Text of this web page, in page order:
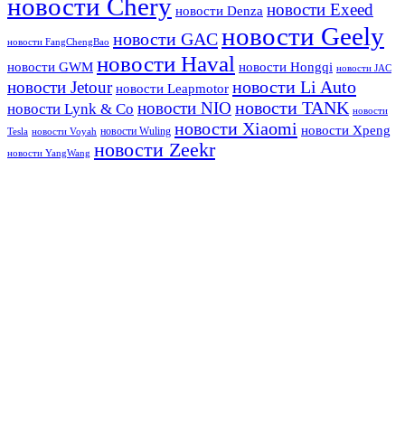
новости Chery новости Denza новости Exeed
новости FangChengBao новости GACновости Geely
новости GWM новости Haval новости Hongqi новости JAC
новости Jetour новости Leapmotor новости Li Auto
новости Lynk & Co новости NIO новости TANK новости
Tesla новости Voyah новости Wuling новости Xiaomi новости Xpeng
новости YangWang новости Zeekr